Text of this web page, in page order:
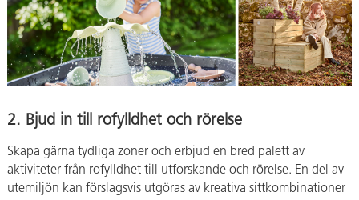
2. Bjud in till rofylldhet och rörelse
Skapa gärna tydliga zoner och erbjud en bred palett av
aktiviteter från rofylldhet till utforskande och rörelse. En del av
utemiljön kan förslagsvis utgöras av kreativa sittkombinationer